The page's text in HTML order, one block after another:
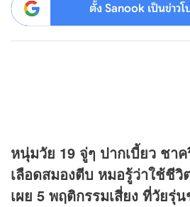
ตั้ง Sanook เป็นข่าว
หนุ่มวัย 19 จู่ๆ ปากเบี้ยว ชา
เลือดสมองตีบ หมอรู้ว่าใช้ชีวิ
เผย 5 พฤติกรรมเสี่ยง ที่วัยรุ่